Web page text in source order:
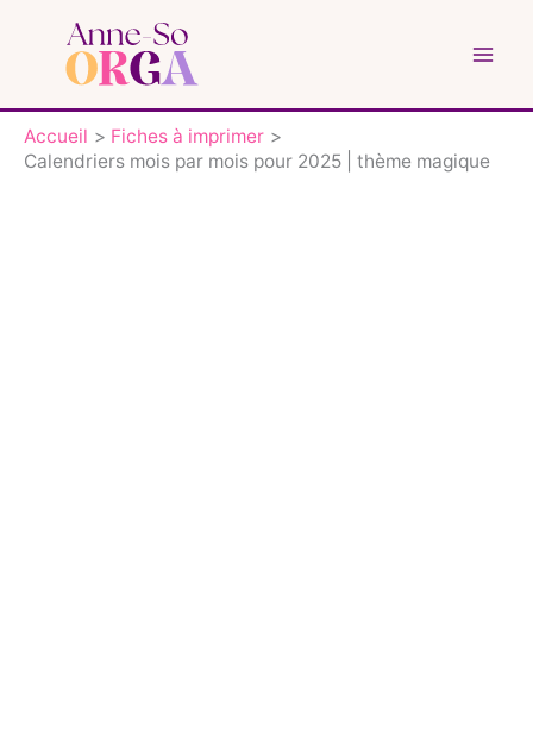
contenu
Accueil
Fiches à imprimer
Calendriers mois par mois pour 2025 | thème magique